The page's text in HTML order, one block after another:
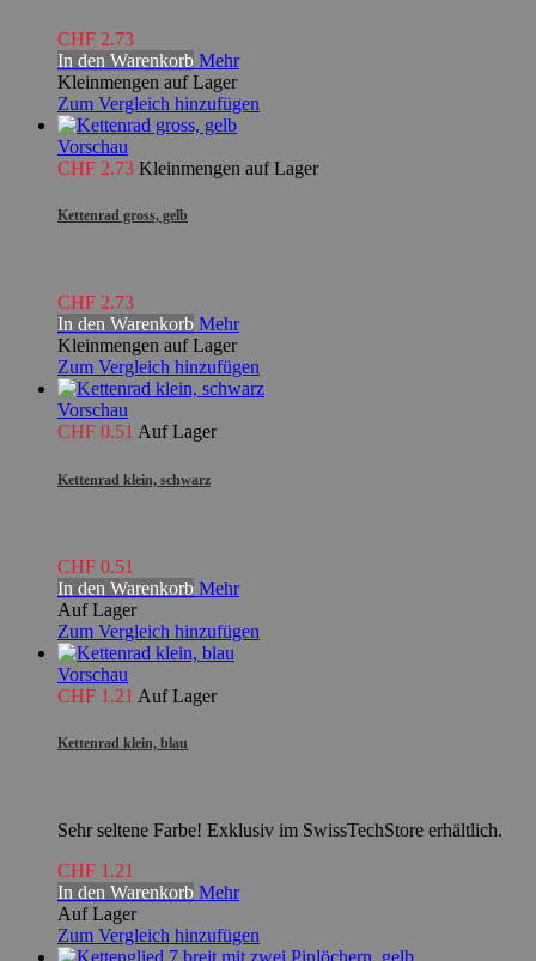
CHF 2.73
In den Warenkorb Mehr
Kleinmengen auf Lager
Zum Vergleich hinzufügen
Vorschau
CHF 2.73 Kleinmengen auf Lager
Kettenrad gross, gelb
CHF 2.73
In den Warenkorb Mehr
Kleinmengen auf Lager
Zum Vergleich hinzufügen
Vorschau
CHF 0.51 Auf Lager
Kettenrad klein, schwarz
CHF 0.51
In den Warenkorb Mehr
Auf Lager
Zum Vergleich hinzufügen
Vorschau
CHF 1.21 Auf Lager
Kettenrad klein, blau
Sehr seltene Farbe! Exklusiv im SwissTechStore erhältlich.
CHF 1.21
In den Warenkorb Mehr
Auf Lager
Zum Vergleich hinzufügen